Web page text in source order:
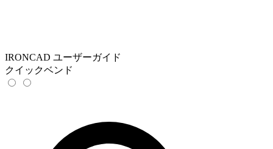
IRONCAD ユーザーガイド
クイックベンド